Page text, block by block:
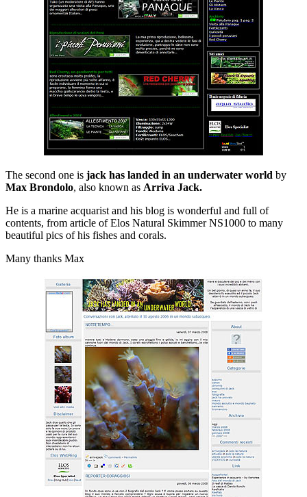
The second one is jack has landed in an underwater world by
Max Brondolo, also known as Arriva Jack.
He is a marine acquarist and his blog is wonderful and full of
contents, from article of Elos Natural Skimmer NS1000 to many
beautiful pics of his fishes and corals.
Many thanks Max